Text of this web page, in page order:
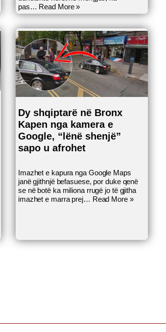
pas… Read More »
Dy shqiptarë në Bronx
Kapen nga kamera e
Google, “lënë shenjë”
sapo u afrohet
Imazhet e kapura nga Google Maps
janë gjithnjë befasuese, por duke qenë
se në botë ka miliona rrugë jo të gjitha
imazhet e marra prej… Read More »